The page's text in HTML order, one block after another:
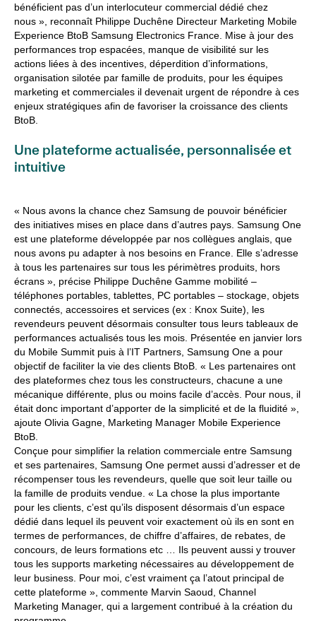
bénéficient pas d’un interlocuteur commercial dédié chez
nous », reconnaît Philippe Duchêne Directeur Marketing Mobile
Experience BtoB Samsung Electronics France. Mise à jour des
performances trop espacées, manque de visibilité sur les
actions liées à des incentives, déperdition d’informations,
organisation silotée par famille de produits, pour les équipes
marketing et commerciales il devenait urgent de répondre à ces
enjeux stratégiques afin de favoriser la croissance des clients
BtoB.
Une plateforme actualisée, personnalisée et
intuitive
« Nous avons la chance chez Samsung de pouvoir bénéficier
des initiatives mises en place dans d’autres pays. Samsung One
est une plateforme développée par nos collègues anglais, que
nous avons pu adapter à nos besoins en France. Elle s’adresse
à tous les partenaires sur tous les périmètres produits, hors
écrans », précise Philippe Duchêne Gamme mobilité –
téléphones portables, tablettes, PC portables – stockage, objets
connectés, accessoires et services (ex : Knox Suite), les
revendeurs peuvent désormais consulter tous leurs tableaux de
performances actualisés tous les mois. Présentée en janvier lors
du Mobile Summit puis à l’IT Partners, Samsung One a pour
objectif de faciliter la vie des clients BtoB. « Les partenaires ont
des plateformes chez tous les constructeurs, chacune a une
mécanique différente, plus ou moins facile d’accès. Pour nous, il
était donc important d’apporter de la simplicité et de la fluidité »,
ajoute Olivia Gagne, Marketing Manager Mobile Experience
BtoB.
Conçue pour simplifier la relation commerciale entre Samsung
et ses partenaires, Samsung One permet aussi d’adresser et de
récompenser tous les revendeurs, quelle que soit leur taille ou
la famille de produits vendue. « La chose la plus importante
pour les clients, c’est qu’ils disposent désormais d’un espace
dédié dans lequel ils peuvent voir exactement où ils en sont en
termes de performances, de chiffre d’affaires, de rebates, de
concours, de leurs formations etc … Ils peuvent aussi y trouver
tous les supports marketing nécessaires au développement de
leur business. Pour moi, c’est vraiment ça l’atout principal de
cette plateforme », commente Marvin Saoud, Channel
Marketing Manager, qui a largement contribué à la création du